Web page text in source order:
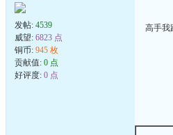
发帖: 4539
威望: 6823 点
铜币: 945 枚
贡献值: 0 点
好评度: 0 点
高手我